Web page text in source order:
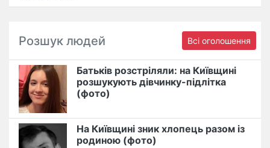
Розшук людей Всі оголошення
Батьків розстріляли: на Київщині
розшукують дівчинку-підлітка
(фото)
На Київщині зник хлопець разом із
родиною (фото)